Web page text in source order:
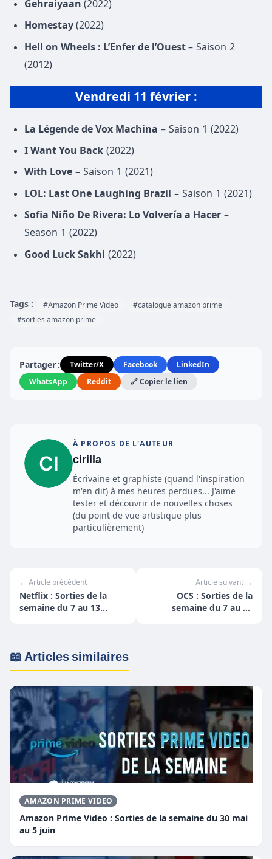
Gehraiyaan (2022)
Homestay (2022)
Hell on Wheels : L’Enfer de l’Ouest – Saison 2
(2012)
Vendredi 11 février :
La Légende de Vox Machina – Saison 1 (2022)
I Want You Back (2022)
With Love – Saison 1 (2021)
LOL: Last One Laughing Brazil – Saison 1 (2021)
Sofia Niño De Rivera: Lo Volvería a Hacer –
Season 1 (2022)
Good Luck Sakhi (2022)
Tags : #Amazon Prime Video
#catalogue amazon prime
#sorties amazon prime
Partager : Twitter/X Facebook
LinkedIn
WhatsApp
Reddit 🔗 Copier le lien
À PROPOS DE L'AUTEUR
cirilla
Écrivaine et graphiste (quand l'inspiration
m'en dit) à mes heures perdues... J'aime
tester et découvrir de nouvelles choses
(du point de vue artistique plus
particulièrement)
← Article précédent
Netflix : Sorties de la
semaine du 7 au 13
Article suivant →
OCS : Sorties de la
semaine du 7 au 13
📖 Articles similaires
AMAZON PRIME VIDEO
Amazon Prime Video : Sorties de la semaine du 30 mai
au 5 juin